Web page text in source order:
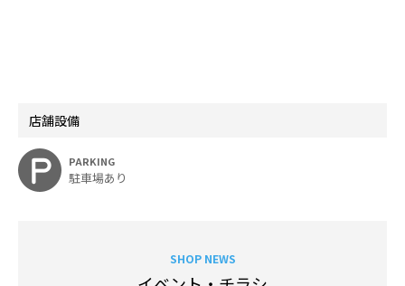
店舗設備
PARKING
駐車場あり
SHOP NEWS